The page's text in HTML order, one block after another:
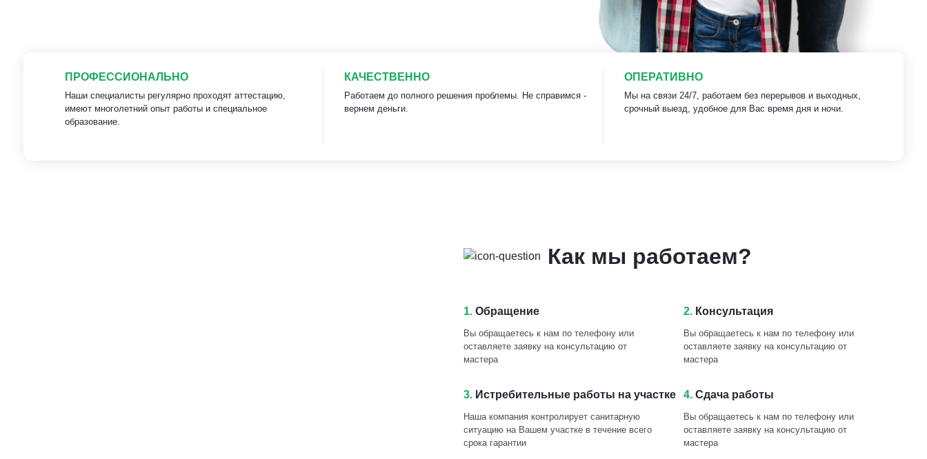
ПРОФЕССИОНАЛЬНО
Наши специалисты регулярно проходят аттестацию,
имеют многолетний опыт работы и специальное
образование.
КАЧЕСТВЕННО
Работаем до полного решения проблемы. Не справимся -
вернем деньги.
ОПЕРАТИВНО
Мы на связи 24/7, работаем без перерывов и выходных,
срочный выезд, удобное для Вас время дня и ночи.
Как мы работаем?
1. Обращение
Вы обращаетесь к нам по телефону или
оставляете заявку на консультацию от
мастера
2. Консультация
Вы обращаетесь к нам по телефону или
оставляете заявку на консультацию от
мастера
3. Истребительные работы на участке
Наша компания контролирует санитарную
ситуацию на Вашем участке в течение всего
срока гарантии
4. Сдача работы
Вы обращаетесь к нам по телефону или
оставляете заявку на консультацию от
мастера